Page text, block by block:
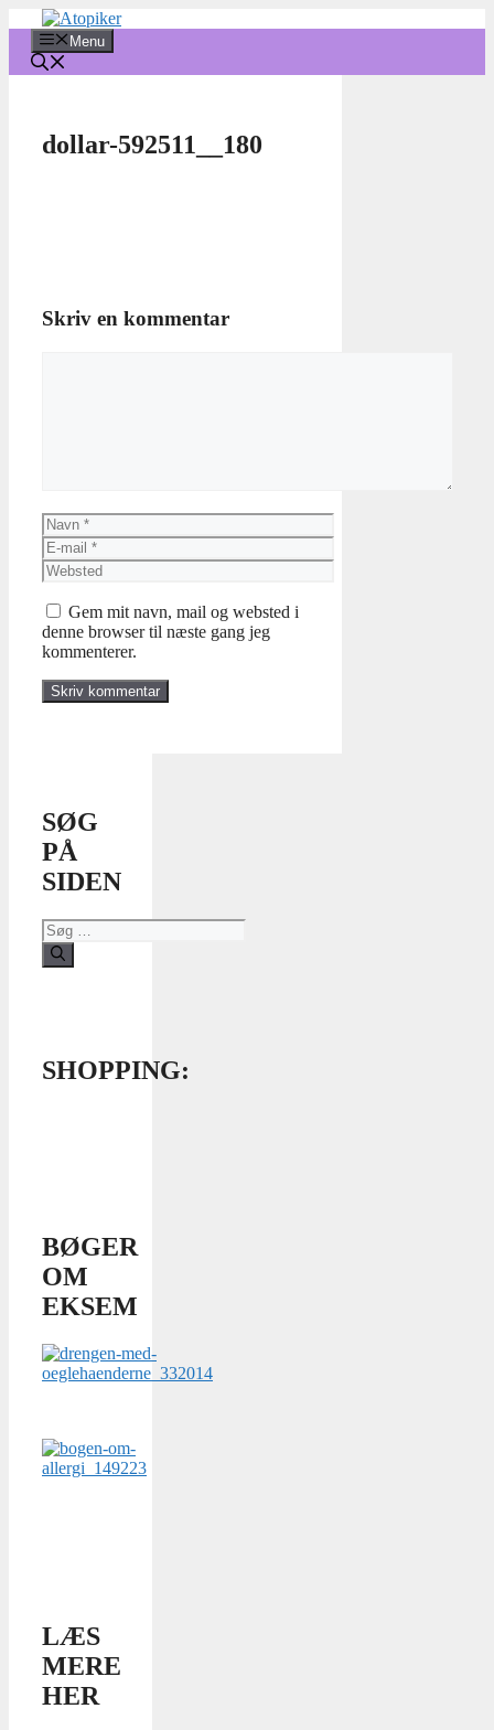
indhold
Menu
dollar-592511__180
Skriv en kommentar
Navn
E-
mail
Websted
Gem mit navn, mail og websted i
denne browser til næste gang jeg
kommenterer.
SØG
PÅ
SIDEN
Søg
efter:
SHOPPING:
BØGER
OM
EKSEM
LÆS
MERE
HER